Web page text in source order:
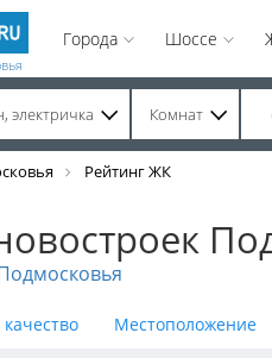
Города Шоссе
электричка Комнат
Рейтинг ЖК
Местоположение